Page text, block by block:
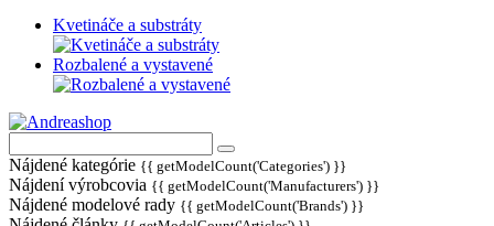
Kvetináče a substráty
Rozbalené a vystavené
Nájdené kategórie {{ getModelCount('Categories') }}
Nájdení výrobcovia {{ getModelCount('Manufacturers') }}
Nájdené modelové rady {{ getModelCount('Brands') }}